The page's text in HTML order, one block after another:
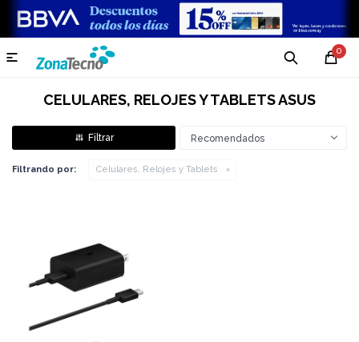
0

CELULARES, RELOJES Y TABLETS ASUS
Recomendados
Filtrando por: Celulares, Relojes y Tablets